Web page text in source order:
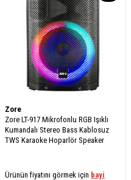
Zore
Zore LT-917 Mikrofonlu RGB Işıklı
Kumandalı Stereo Bass Kablosuz
TWS Karaoke Hoparlör Speaker
Ürünün fiyatını görmek için bayi